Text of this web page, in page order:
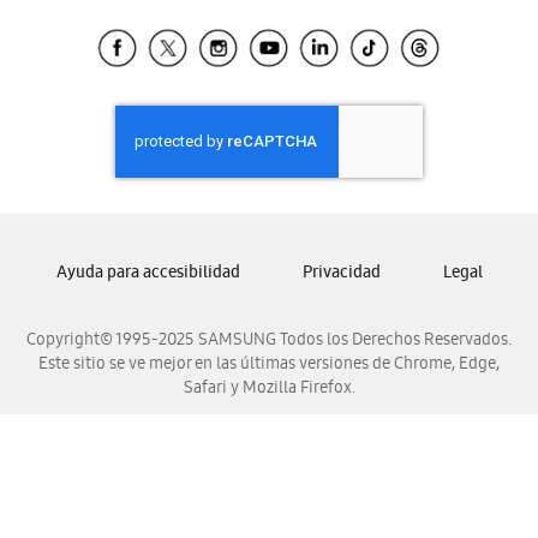
Samsung Ecuador
Samsung El Salvador
Samsung Guatemala
Samsung Honduras
Samsung Nicaragua
Samsung Venezuela
Copyright© 1995-2025 SAMSUNG Todos los Derechos Reservados.
Este sitio se ve mejor en las últimas versiones de Chrome, Edge,
Safari y Mozilla Firefox.
Ayuda para accesibilidad Privacidad Legal